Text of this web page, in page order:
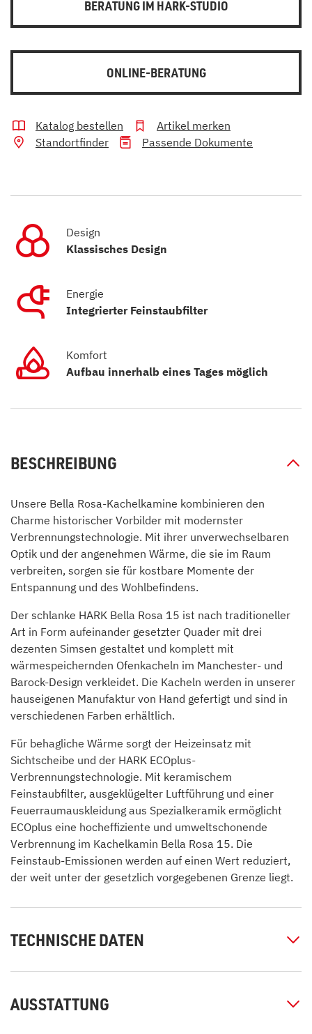
BERATUNG IM HARK-STUDIO
ONLINE-BERATUNG
Katalog bestellen
Artikel merken
Standortfinder
Passende Dokumente
Design
Klassisches Design
Energie
Integrierter Feinstaubfilter
Komfort
Aufbau innerhalb eines Tages möglich
BESCHREIBUNG
Unsere Bella Rosa-Kachelkamine kombinieren den
Charme historischer Vorbilder mit modernster
Verbrennungstechnologie. Mit ihrer unverwechselbaren
Optik und der angenehmen Wärme, die sie im Raum
verbreiten, sorgen sie für kostbare Momente der
Entspannung und des Wohlbefindens.
Der schlanke HARK Bella Rosa 15 ist nach traditioneller
Art in Form aufeinander gesetzter Quader mit drei
dezenten Simsen gestaltet und komplett mit
wärmespeichernden Ofenkacheln im Manchester- und
Barock-Design verkleidet. Die Kacheln werden in unserer
hauseigenen Manufaktur von Hand gefertigt und sind in
verschiedenen Farben erhältlich.
Für behagliche Wärme sorgt der Heizeinsatz mit
Sichtscheibe und der HARK ECOplus-
Verbrennungstechnologie. Mit keramischem
Feinstaubfilter, ausgeklügelter Luftführung und einer
Feuerraumauskleidung aus Spezialkeramik ermöglicht
ECOplus eine hocheffiziente und umweltschonende
Verbrennung im Kachelkamin Bella Rosa 15. Die
Feinstaub-Emissionen werden auf einen Wert reduziert,
der weit unter der gesetzlich vorgegebenen Grenze liegt.
TECHNISCHE DATEN
AUSSTATTUNG